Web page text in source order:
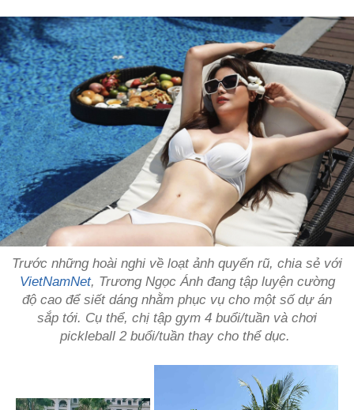
Trước những hoài nghi về loạt ảnh quyến rũ, chia sẻ với
VietNamNet, Trương Ngọc Ánh đang tập luyện cường
độ cao để siết dáng nhằm phục vụ cho một số dự án
sắp tới. Cụ thể, chị tập gym 4 buổi/tuần và chơi
pickleball 2 buổi/tuần thay cho thể dục.